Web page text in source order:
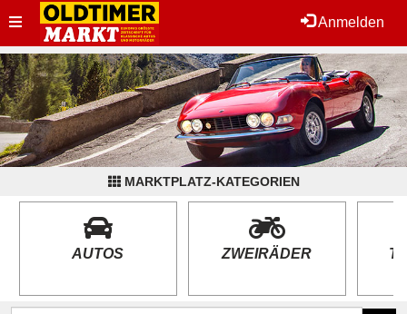
Anmelden
Toggle
navigation
MARKTPLATZ-KATEGORIEN
AUTOS ZWEIRÄDER